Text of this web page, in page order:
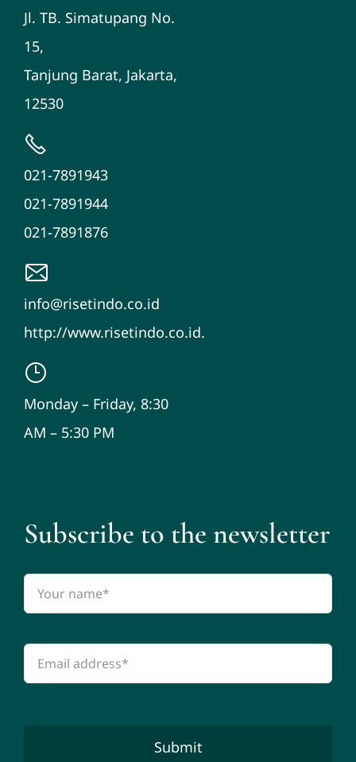
Jl. TB. Simatupang No.
15,
Tanjung Barat, Jakarta,
12530
021-7891943
021-7891944
021-7891876
info@risetindo.co.id
http://www.risetindo.co.id.
Monday – Friday, 8:30
AM – 5:30 PM
Subscribe to the newsletter
Submit